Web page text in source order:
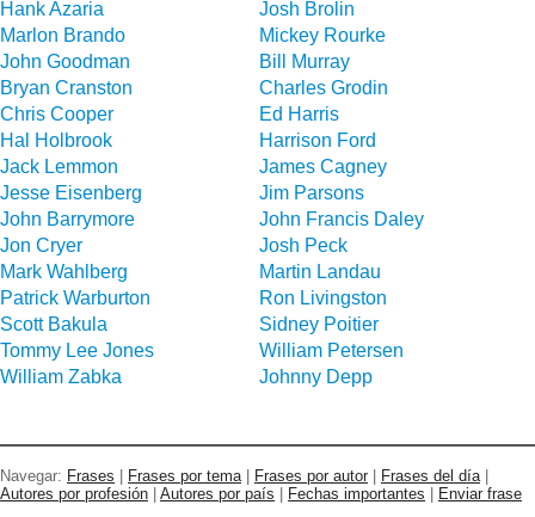
Hank Azaria
Josh Brolin
Marlon Brando
Mickey Rourke
John Goodman
Bill Murray
Bryan Cranston
Charles Grodin
Chris Cooper
Ed Harris
Hal Holbrook
Harrison Ford
Jack Lemmon
James Cagney
Jesse Eisenberg
Jim Parsons
John Barrymore
John Francis Daley
Jon Cryer
Josh Peck
Mark Wahlberg
Martin Landau
Patrick Warburton
Ron Livingston
Scott Bakula
Sidney Poitier
Tommy Lee Jones
William Petersen
William Zabka
Johnny Depp
Navegar: Frases Frases por tema Frases por autor Frases del día
Autores por profesión
Autores por país Fechas importantes Enviar frase